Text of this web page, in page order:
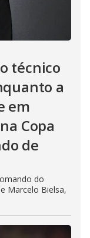
técnico
a
em
Copa
de
do
Marcelo Bielsa,